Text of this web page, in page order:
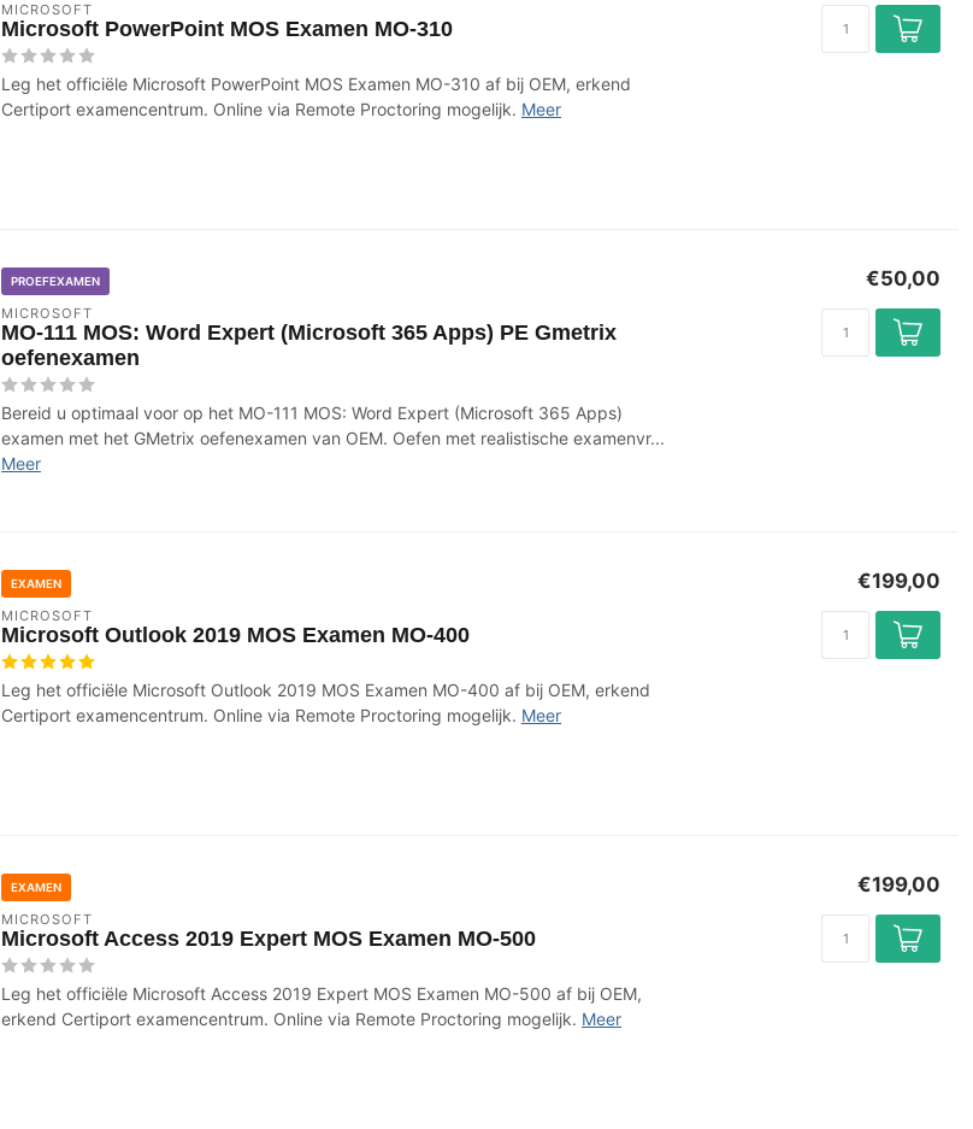
MICROSOFT
Microsoft PowerPoint MOS Examen MO-310
Leg het officiële Microsoft PowerPoint MOS Examen MO-310 af bij OEM, erkend
Certiport examencentrum. Online via Remote Proctoring mogelijk. Meer
PROEFEXAMEN
MICROSOFT
MO-111 MOS: Word Expert (Microsoft 365 Apps) PE Gmetrix
oefenexamen
Bereid u optimaal voor op het MO-111 MOS: Word Expert (Microsoft 365 Apps)
examen met het GMetrix oefenexamen van OEM. Oefen met realistische examenvr...
Meer
€50,00
EXAMEN
MICROSOFT
Microsoft Outlook 2019 MOS Examen MO-400
Leg het officiële Microsoft Outlook 2019 MOS Examen MO-400 af bij OEM, erkend
Certiport examencentrum. Online via Remote Proctoring mogelijk. Meer
€199,00
EXAMEN
MICROSOFT
Microsoft Access 2019 Expert MOS Examen MO-500
Leg het officiële Microsoft Access 2019 Expert MOS Examen MO-500 af bij OEM,
erkend Certiport examencentrum. Online via Remote Proctoring mogelijk. Meer
€199,00